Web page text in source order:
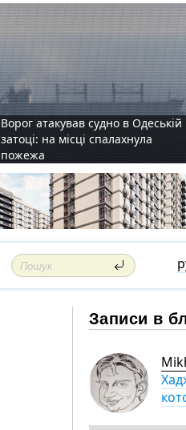
Ворог атакував судно в Одеській
затоці: на місці спалахнула
пожежа
Записи в